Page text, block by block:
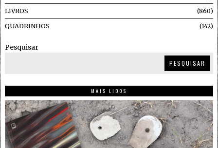
LIVROS 860
QUADRINHOS 142
Pesquisar
PESQUISAR
MAIS LIDOS